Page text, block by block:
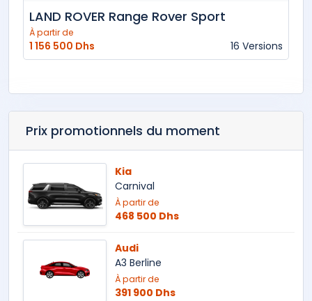
LAND ROVER Range Rover Sport
À partir de
1 156 500 Dhs 16 Versions
Prix promotionnels du moment
Kia
Carnival
À partir de
468 500 Dhs
Audi
A3 Berline
À partir de
391 900 Dhs